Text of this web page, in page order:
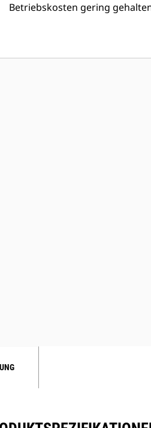
Betriebskosten gering